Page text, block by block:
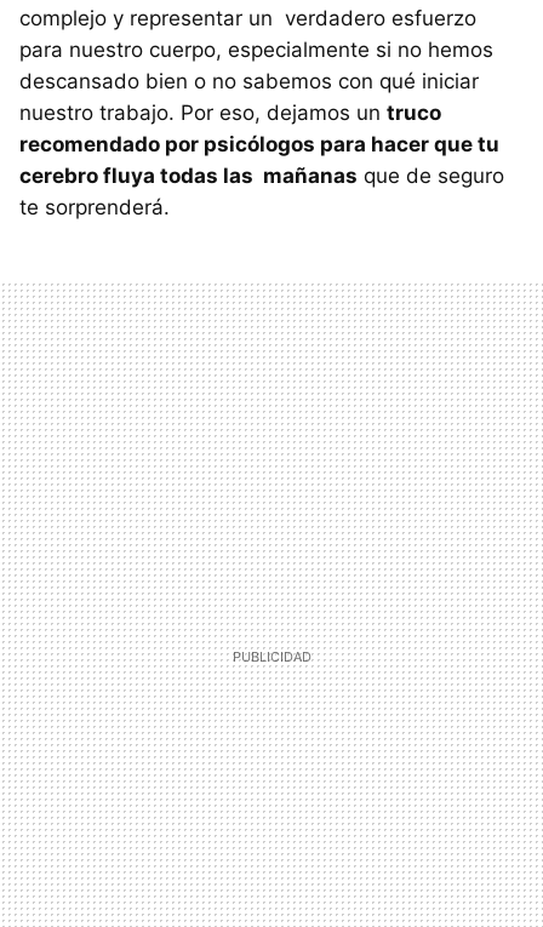
complejo y representar un verdadero esfuerzo
para nuestro cuerpo, especialmente si no hemos
descansado bien o no sabemos con qué iniciar
nuestro trabajo. Por eso, dejamos un truco
recomendado por psicólogos para hacer que tu
cerebro fluya todas las mañanas que de seguro
te sorprenderá.